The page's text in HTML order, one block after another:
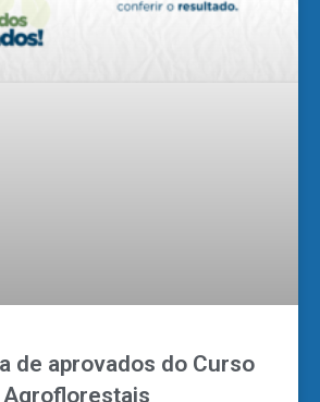
de aprovados do Curso